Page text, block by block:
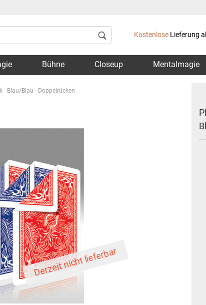
Lieferland
Kostenlose Lieferung
Bühne Closeup Mentalmagie
- Blau/Blau - Doppelrücken
Derzeit nicht lieferbar